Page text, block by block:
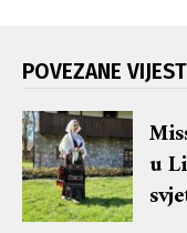
POVEZANE
u